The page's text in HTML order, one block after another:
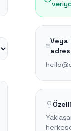
Veya